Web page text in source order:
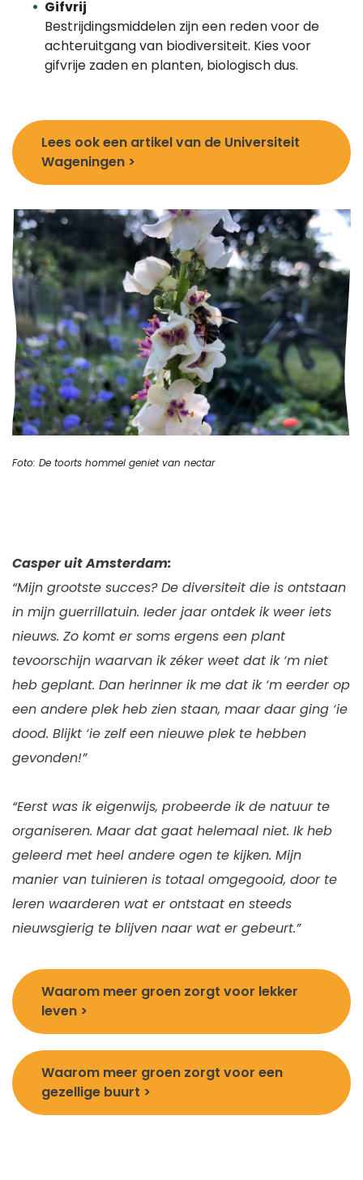
Gifvrij
Bestrijdingsmiddelen zijn een reden voor de
achteruitgang van biodiversiteit. Kies voor
gifvrije zaden en planten, biologisch dus.
Lees ook een artikel van de Universiteit
Wageningen >
Foto: De toorts hommel geniet van nectar
Casper uit Amsterdam:
“Mijn grootste succes? De diversiteit die is ontstaan
in mijn guerrillatuin. Ieder jaar ontdek ik weer iets
nieuws. Zo komt er soms ergens een plant
tevoorschijn waarvan ik zéker weet dat ik ‘m niet
heb geplant. Dan herinner ik me dat ik ‘m eerder op
een andere plek heb zien staan, maar daar ging ‘ie
dood. Blijkt ‘ie zelf een nieuwe plek te hebben
gevonden!”
“Eerst was ik eigenwijs, probeerde ik de natuur te
organiseren. Maar dat gaat helemaal niet. Ik heb
geleerd met heel andere ogen te kijken. Mijn
manier van tuinieren is totaal omgegooid, door te
leren waarderen wat er ontstaat en steeds
nieuwsgierig te blijven naar wat er gebeurt.”
Waarom meer groen zorgt voor lekker
leven >
Waarom meer groen zorgt voor een
gezellige buurt >